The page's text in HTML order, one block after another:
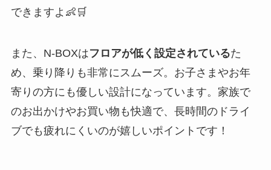
できますよ👶🛒
また、N-BOXはフロアが低く設定されているた
め、乗り降りも非常にスムーズ。お子さまやお年
寄りの方にも優しい設計になっています。家族で
のお出かけやお買い物も快適で、長時間のドライ
ブでも疲れにくいのが嬉しいポイントです！